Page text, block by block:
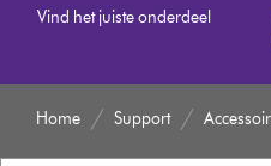
Vind het juiste onderdeel
Home Support